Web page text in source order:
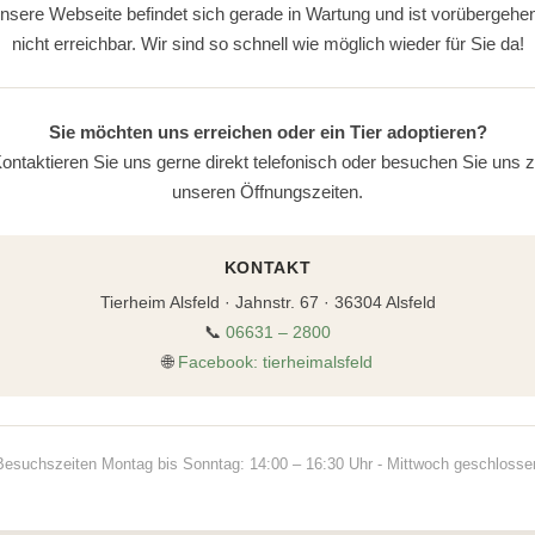
Webseite befindet sich gerade in Wartung und ist
nicht erreichbar. Wir sind so schnell wie möglich wieder für Sie da!
Sie möchten uns erreichen oder ein Tier adoptieren?
Sie uns gerne direkt telefonisch oder besuchen Sie uns
unseren Öffnungszeiten.
KONTAKT
Tierheim Alsfeld · Jahnstr. 67 · 36304 Alsfeld
📞 06631 – 2800
🌐 Facebook: tierheimalsfeld
Montag bis Sonntag: 14:00 – 16:30 Uhr - Mittwoch